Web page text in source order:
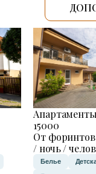
15000
От форинтов
/ ночь /
Белье